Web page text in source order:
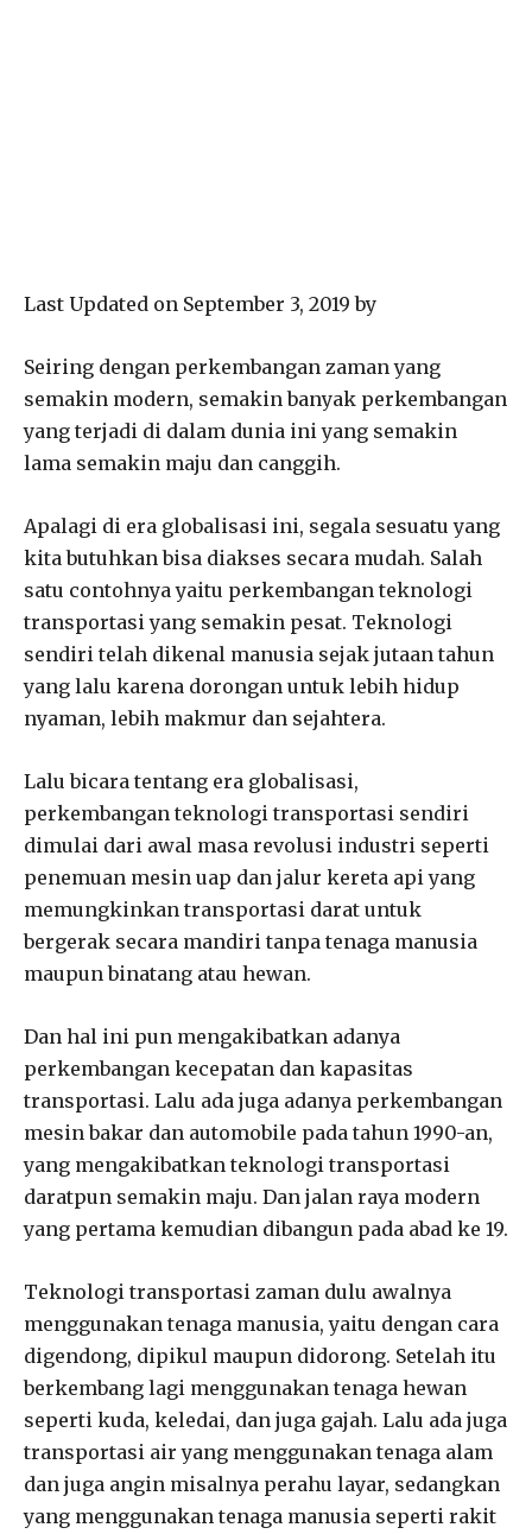
Last Updated on September 3, 2019 by
Seiring dengan perkembangan zaman yang
semakin modern, semakin banyak perkembangan
yang terjadi di dalam dunia ini yang semakin
lama semakin maju dan canggih.
Apalagi di era globalisasi ini, segala sesuatu yang
kita butuhkan bisa diakses secara mudah. Salah
satu contohnya yaitu perkembangan teknologi
transportasi yang semakin pesat. Teknologi
sendiri telah dikenal manusia sejak jutaan tahun
yang lalu karena dorongan untuk lebih hidup
nyaman, lebih makmur dan sejahtera.
Lalu bicara tentang era globalisasi,
perkembangan teknologi transportasi sendiri
dimulai dari awal masa revolusi industri seperti
penemuan mesin uap dan jalur kereta api yang
memungkinkan transportasi darat untuk
bergerak secara mandiri tanpa tenaga manusia
maupun binatang atau hewan.
Dan hal ini pun mengakibatkan adanya
perkembangan kecepatan dan kapasitas
transportasi. Lalu ada juga adanya perkembangan
mesin bakar dan automobile pada tahun 1990-an,
yang mengakibatkan teknologi transportasi
daratpun semakin maju. Dan jalan raya modern
yang pertama kemudian dibangun pada abad ke 19.
Teknologi transportasi zaman dulu awalnya
menggunakan tenaga manusia, yaitu dengan cara
digendong, dipikul maupun didorong. Setelah itu
berkembang lagi menggunakan tenaga hewan
seperti kuda, keledai, dan juga gajah. Lalu ada juga
transportasi air yang menggunakan tenaga alam
dan juga angin misalnya perahu layar, sedangkan
yang menggunakan tenaga manusia seperti rakit